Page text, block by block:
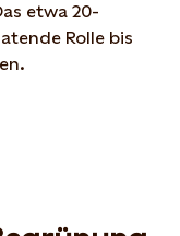
etwa 20-
Rolle bis